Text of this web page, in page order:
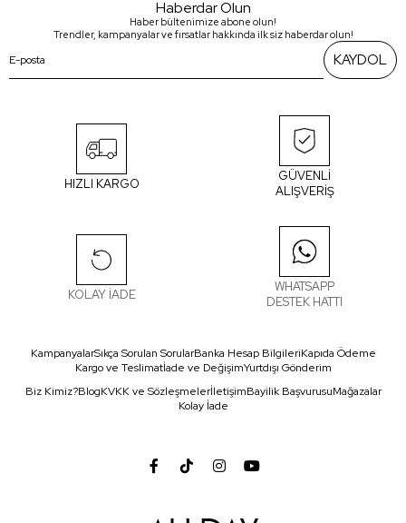
Haberdar Olun
Haber bültenimize abone olun!
Trendler, kampanyalar ve fırsatlar hakkında ilk siz haberdar olun!
KAYDOL
HIZLI KARGO
GÜVENLİ
ALIŞVERİŞ
KOLAY İADE
WHATSAPP
DESTEK HATTI
KampanyalarSıkça Sorulan SorularBanka Hesap BilgileriKapıda Ödeme
Kargo ve Teslimatİade ve DeğişimYurtdışı Gönderim
Biz Kimiz?BlogKVKK ve SözleşmelerİletişimBayilik BaşvurusuMağazalar
Kolay İade